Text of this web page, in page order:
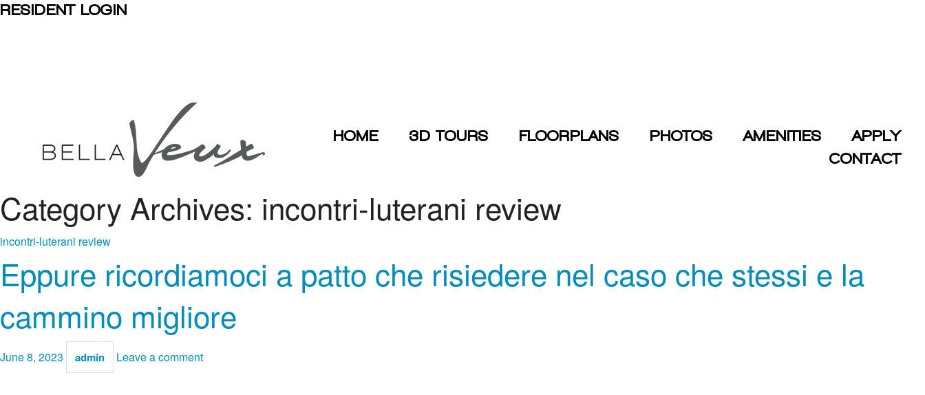
RESIDENT LOGIN
HOME 3D TOURS FLOORPLANS PHOTOS AMENITIES
APPLY
CONTACT
Category Archives: incontri-luterani review
incontri-luterani review
Eppure ricordiamoci a patto che risiedere nel caso che stessi e la
cammino migliore
June 8, 2023 admin Leave a comment